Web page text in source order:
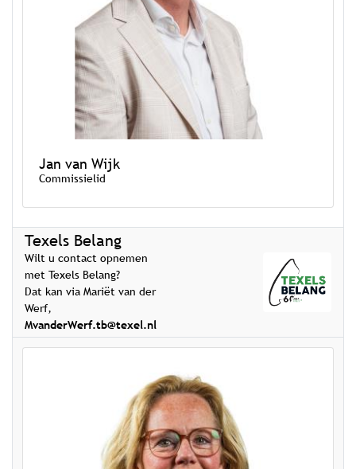
Jan van Wijk
Commissielid
Texels Belang
Wilt u contact opnemen
met Texels Belang?
Dat kan via Mariët van der
Werf,
MvanderWerf.tb@texel.nl